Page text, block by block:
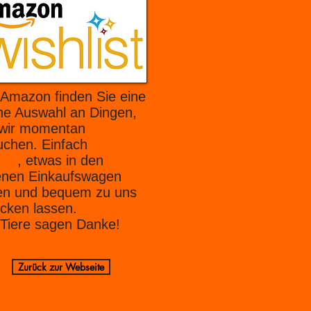
finden Sie eine
Auswahl an Dingen,
momentan
Einfach
, etwas in den
Einkaufswagen
und bequem zu uns
lassen.
sagen Danke!
Zurück zur Webseite